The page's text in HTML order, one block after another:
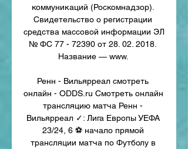
коммуникаций (Роскомнадзор).
Свидетельство о регистрации
средства массовой информации ЭЛ
№ ФС 77 - 72390 от 28. 02. 2018.
Название — www.
Ренн - Вильярреал смотреть
онлайн - ODDS.ru Смотреть онлайн
трансляцию матча Ренн -
Вильярреал ✓: Лига Европы УЕФА
23/24, 6 ⚽ начало прямой
трансляции матча по Футболу в